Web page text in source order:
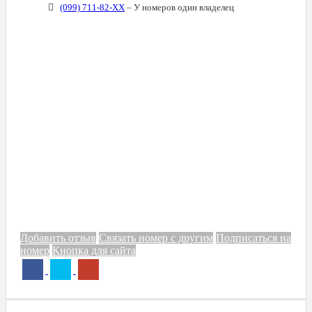
(099) 711-82-XX – У номеров один владелец
Добавить отзыв Связать номер с другим Подписаться на
номер Кнопка для сайта